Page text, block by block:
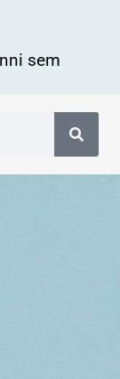
sem